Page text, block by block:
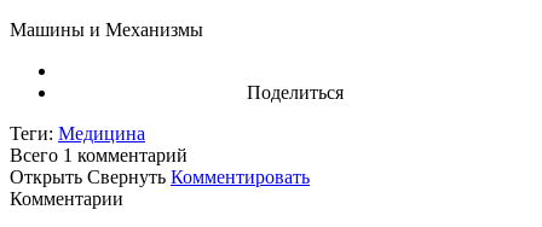
Машины и Механизмы
Поделиться
Теги: Медицина
Всего 1 комментарий
Открыть Свернуть Комментировать
Комментарии